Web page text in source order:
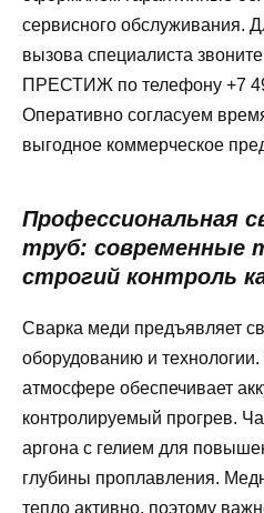
сервисного обслуживания.
вызова специалиста
ПРЕСТИЖ по телефону +7
Оперативно согласуем
выгодное коммерческое
Профессиональная
труб: современные
строгий контроль
Сварка меди предъявляет
оборудованию и
атмосфере обеспечивает
контролируемый прогрев.
аргона с гелием для
глубины проплавления.
тепло активно, поэтому